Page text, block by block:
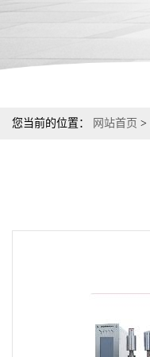
您当前的位置： 网站首页 >